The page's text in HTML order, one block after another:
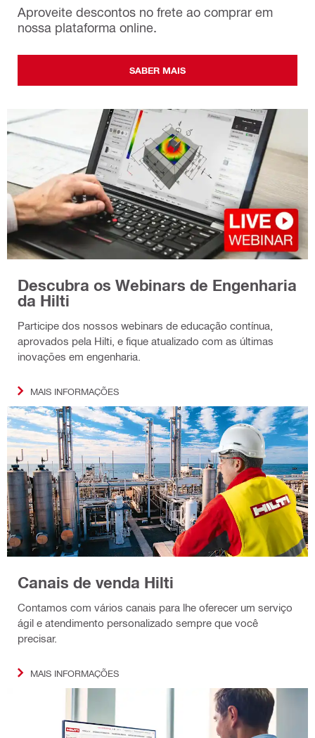
Aproveite descontos no frete ao comprar em
nossa plataforma online.
SABER MAIS
Descubra os Webinars de Engenharia
da Hilti
Participe dos nossos webinars de educação contínua,
aprovados pela Hilti, e fique atualizado com as últimas
inovações em engenharia.
MAIS INFORMAÇÕES
Canais de venda Hilti
Contamos com vários canais para lhe oferecer um serviço
ágil e atendimento personalizado sempre que você
precisar.
MAIS INFORMAÇÕES